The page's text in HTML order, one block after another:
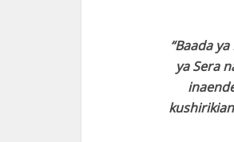
“Baada
ya Sera